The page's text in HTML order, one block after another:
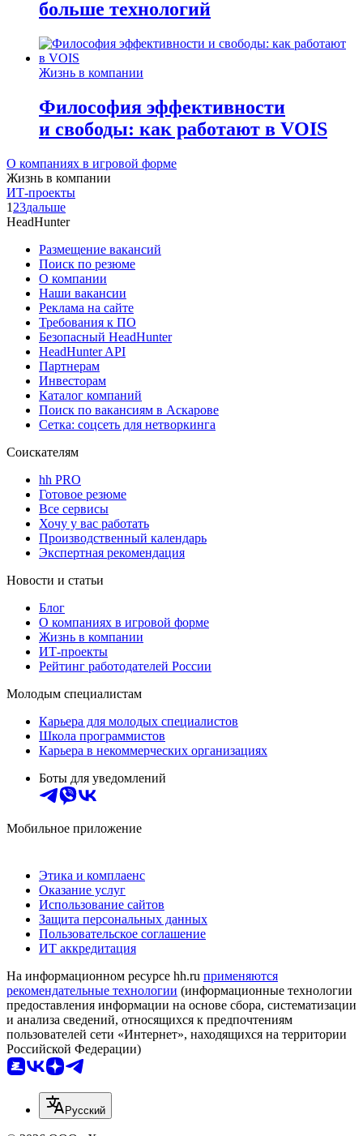
больше технологий
Жизнь в компании
Философия эффективности
и свободы: как работают в VOIS
О компаниях в игровой форме
Жизнь в компании
ИТ-проекты
1 23дальше
HeadHunter
Размещение вакансий
Поиск по резюме
О компании
Наши вакансии
Реклама на сайте
Требования к ПО
Безопасный HeadHunter
HeadHunter API
Партнерам
Инвесторам
Каталог компаний
Поиск по вакансиям в Аскарове
Сетка: соцсеть для нетворкинга
Соискателям
hh PRO
Готовое резюме
Все сервисы
Хочу у вас работать
Производственный календарь
Экспертная рекомендация
Новости и статьи
Блог
О компаниях в игровой форме
Жизнь в компании
ИТ-проекты
Рейтинг работодателей России
Молодым специалистам
Карьера для молодых специалистов
Школа программистов
Карьера в некоммерческих организациях
Боты для уведомлений
Мобильное приложение
Этика и комплаенс
Оказание услуг
Использование сайтов
Защита персональных данных
Пользовательское соглашение
ИТ аккредитация
На информационном ресурсе hh.ru применяются
рекомендательные технологии (информационные технологии
предоставления информации на основе сбора, систематизации
и анализа сведений, относящихся к предпочтениям
пользователей сети «Интернет», находящихся на территории
Российской Федерации)
Русский